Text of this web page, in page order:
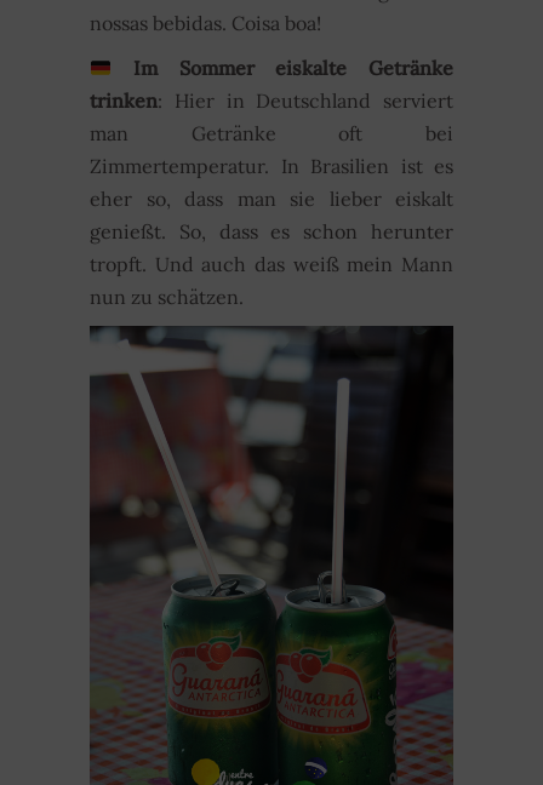
nossas bebidas. Coisa boa!
Im Sommer eiskalte Getränke
trinken: Hier in Deutschland serviert
man Getränke oft bei
Zimmertemperatur. In Brasilien ist es
eher so, dass man sie lieber eiskalt
genießt. So, dass es schon herunter
tropft. Und auch das weiß mein Mann
nun zu schätzen.